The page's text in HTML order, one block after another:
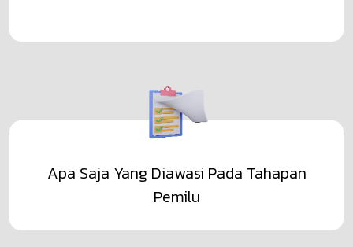
Apa Saja Yang Diawasi Pada Tahapan
Pemilu